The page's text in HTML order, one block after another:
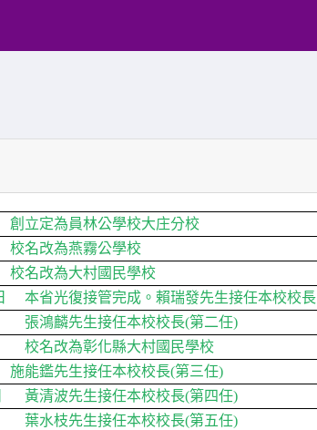
為員林公學校大庄分校
為燕霧公學校
改為大村國民學校
光復接管完成。賴瑞發先生接任本校校長
麟先生接任本校校長(第二任)
改為彰化縣大村國民學校
先生接任本校校長(第三任)
波先生接任本校校長(第四任)
枝先生接任本校校長(第五任)